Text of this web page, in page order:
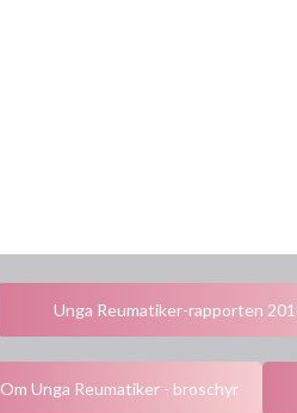
Unga Reumatiker-rapporten
Om Unga Reumatiker - broschyr